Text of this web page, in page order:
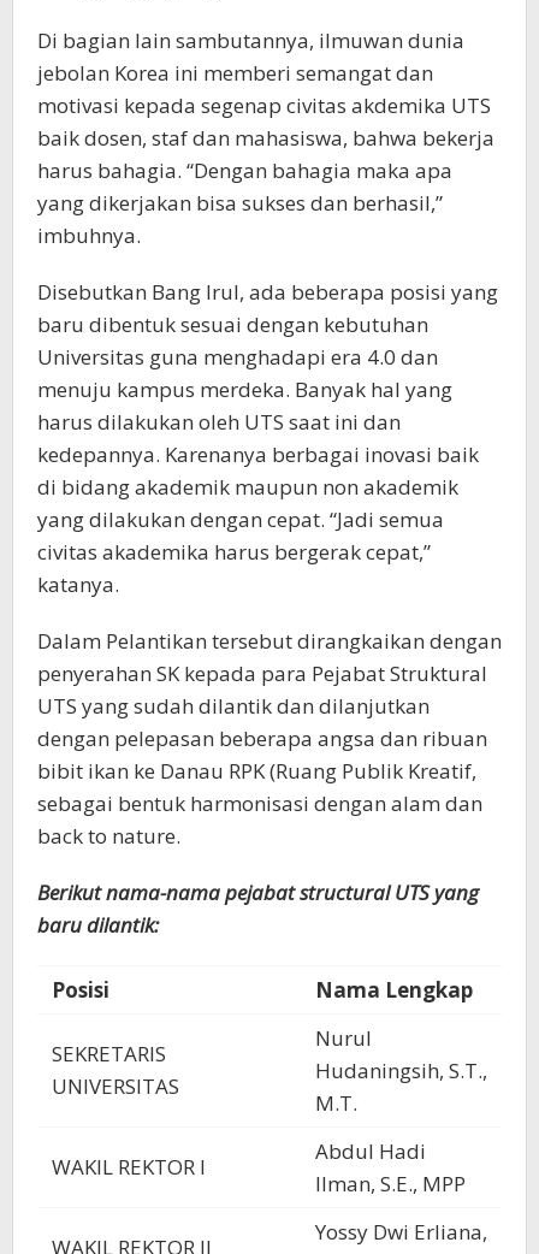
Di bagian lain sambutannya, ilmuwan dunia
jebolan Korea ini memberi semangat dan
motivasi kepada segenap civitas akdemika UTS
baik dosen, staf dan mahasiswa, bahwa bekerja
harus bahagia. “Dengan bahagia maka apa
yang dikerjakan bisa sukses dan berhasil,”
imbuhnya.
Disebutkan Bang Irul, ada beberapa posisi yang
baru dibentuk sesuai dengan kebutuhan
Universitas guna menghadapi era 4.0 dan
menuju kampus merdeka. Banyak hal yang
harus dilakukan oleh UTS saat ini dan
kedepannya. Karenanya berbagai inovasi baik
di bidang akademik maupun non akademik
yang dilakukan dengan cepat. “Jadi semua
civitas akademika harus bergerak cepat,”
katanya.
Dalam Pelantikan tersebut dirangkaikan dengan
penyerahan SK kepada para Pejabat Struktural
UTS yang sudah dilantik dan dilanjutkan
dengan pelepasan beberapa angsa dan ribuan
bibit ikan ke Danau RPK (Ruang Publik Kreatif,
sebagai bentuk harmonisasi dengan alam dan
back to nature.
Berikut nama-nama pejabat structural UTS yang
baru dilantik:
Posisi Nama Lengkap
SEKRETARIS
UNIVERSITAS
Nurul
Hudaningsih, S.T.,
M.T.
WAKIL REKTOR I
Abdul Hadi
Ilman, S.E., MPP
WAKIL REKTOR II
Yossy Dwi Erliana,